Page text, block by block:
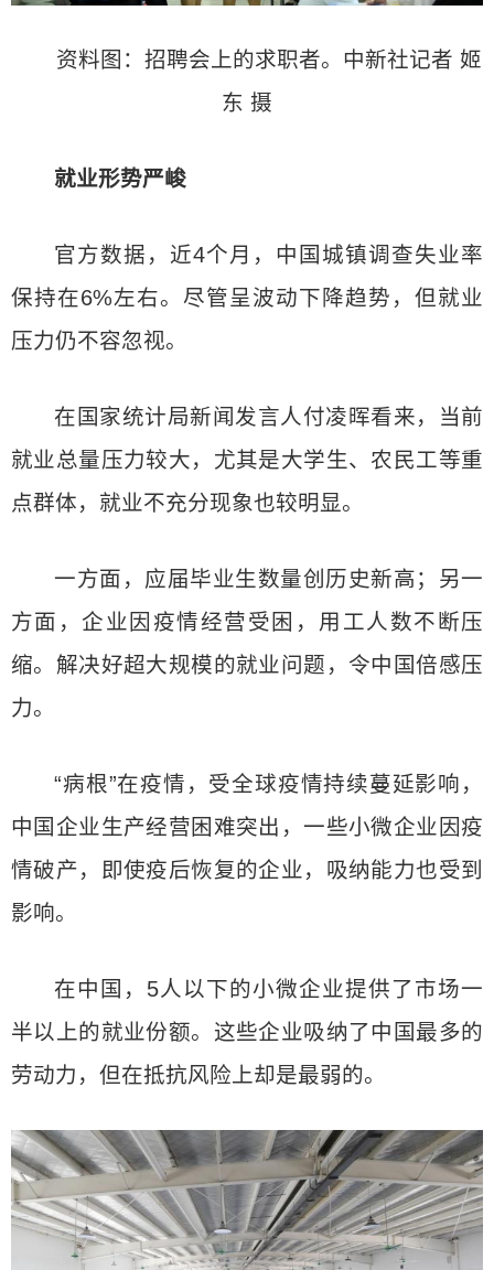
资料图：招聘会上的求职者。中新社记者 姬
东 摄
就业形势严峻
官方数据，近4个月，中国城镇调查失业率
保持在6%左右。尽管呈波动下降趋势，但就业
压力仍不容忽视。
在国家统计局新闻发言人付凌晖看来，当前
就业总量压力较大，尤其是大学生、农民工等重
点群体，就业不充分现象也较明显。
一方面，应届毕业生数量创历史新高；另一
方面，企业因疫情经营受困，用工人数不断压
缩。解决好超大规模的就业问题，令中国倍感压
力。
“病根”在疫情，受全球疫情持续蔓延影响，
中国企业生产经营困难突出，一些小微企业因疫
情破产，即使疫后恢复的企业，吸纳能力也受到
影响。
在中国，5人以下的小微企业提供了市场一
半以上的就业份额。这些企业吸纳了中国最多的
劳动力，但在抵抗风险上却是最弱的。